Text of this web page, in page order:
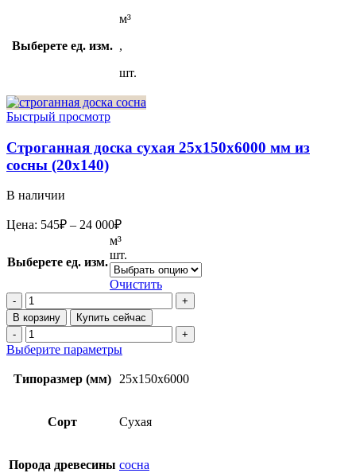
Выберете ед. изм.
м³
,
шт.
Быстрый просмотр
Строганная доска сухая 25x150x6000 мм из
сосны (20х140)
В наличии
Цена: 545₽ – 24 000₽Диапазон
цен:
545₽
–
24
Выберете ед. изм.
м³
шт.
Очистить
Количество
товара
Строганная
доска
сухая
мм
(20х140)
В корзину Купить сейчас
Количество
товара
Строганная
доска
сухая
(20х140)
Выберите параметрыЭтот
имеет
Опции
на
Типоразмер (мм) 25x150x6000
Сорт Сухая
Порода древесины сосна